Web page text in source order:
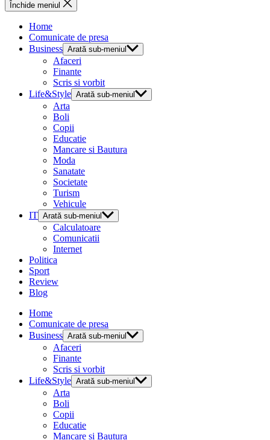
Închide meniul
Home
Comunicate de presa
Business Arată sub-meniul
Afaceri
Finante
Scris si vorbit
Life&Style Arată sub-meniul
Arta
Boli
Copii
Educatie
Mancare si Bautura
Moda
Sanatate
Societate
Turism
Vehicule
IT Arată sub-meniul
Calculatoare
Comunicatii
Internet
Politica
Sport
Review
Blog
Home
Comunicate de presa
Business Arată sub-meniul
Afaceri
Finante
Scris si vorbit
Life&Style Arată sub-meniul
Arta
Boli
Copii
Educatie
Mancare si Bautura